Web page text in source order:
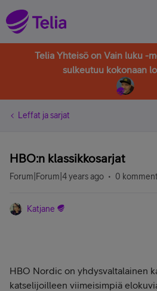
Telia Yhteisö on Vain luku -
sulkeutuu kokonaan
Leffat ja sarjat
HBO:n klassikkosarjat
Forum|Forum|4 years ago 0
Katjane
HBO Nordic on yhdysvaltalainen
katselijoilleen viimeisimpiä